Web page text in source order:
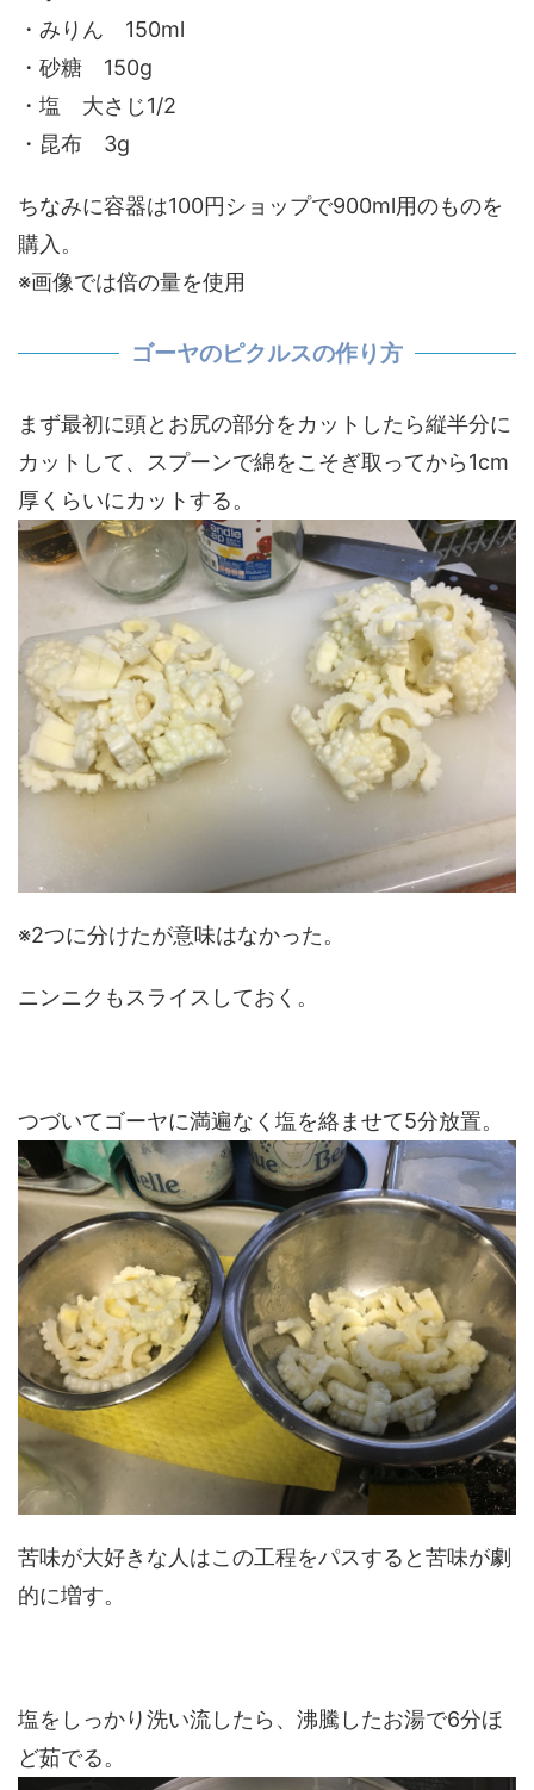
・みりん 150ml
・砂糖 150g
・塩 大さじ1/2
・昆布 3g
ちなみに容器は100円ショップで900ml用のものを
購入。
※画像では倍の量を使用
ゴーヤのピクルスの作り方
まず最初に頭とお尻の部分をカットしたら縦半分に
カットして、スプーンで綿をこそぎ取ってから1cm
厚くらいにカットする。
※2つに分けたが意味はなかった。
ニンニクもスライスしておく。
つづいてゴーヤに満遍なく塩を絡ませて5分放置。
苦味が大好きな人はこの工程をパスすると苦味が劇
的に増す。
塩をしっかり洗い流したら、沸騰したお湯で6分ほ
ど茹でる。